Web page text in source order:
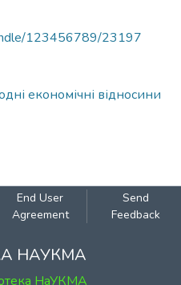
123456789/23197
економічні відносини
End User
Agreement
Send
Feedback
НАУКМА
НаУКМА